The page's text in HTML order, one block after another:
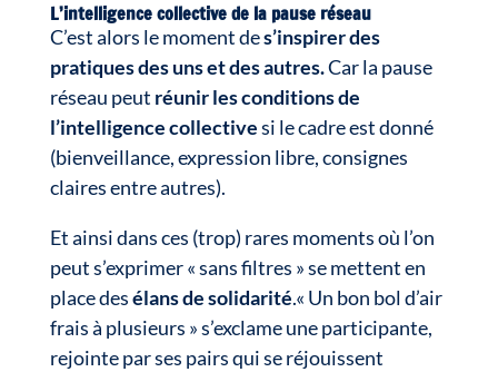
L’intelligence collective de la pause réseau
C’est alors le moment des’inspirer des
pratiques des uns et des autres.Car la pause
réseau peut réunir les conditions de
l’intelligence collectivesi le cadre est donné
(bienveillance, expression libre, consignes
claires entre autres).
Et ainsi dans ces (trop) rares moments où l’on
peut s’exprimer « sans filtres » se mettent en
place desélans de solidarité.« Un bon bol d’air
frais à plusieurs » s’exclame une participante,
rejointe par ses pairs qui se réjouissent